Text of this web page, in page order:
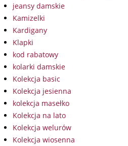
jeansy damskie
Kamizelki
Kardigany
Klapki
kod rabatowy
kolarki damskie
Kolekcja basic
Kolekcja jesienna
kolekcja masełko
Kolekcja na lato
Kolekcja welurów
Kolekcja wiosenna